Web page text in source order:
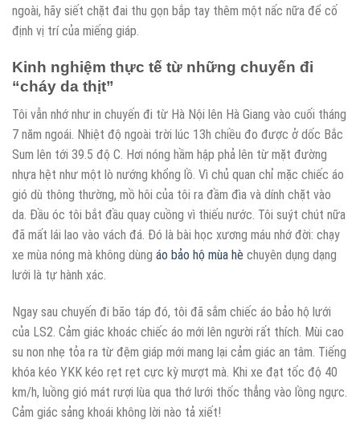
ngoài, hãy siết chặt đai thu gọn bắp tay thêm một nấc nữa để cố
định vị trí của miếng giáp.
Kinh nghiệm thực tế từ những chuyến đi
“cháy da thịt”
Tôi vẫn nhớ như in chuyến đi từ Hà Nội lên Hà Giang vào cuối tháng
7 năm ngoái. Nhiệt độ ngoài trời lúc 13h chiều đo được ở dốc Bắc
Sum lên tới 39.5 độ C. Hơi nóng hầm hập phả lên từ mặt đường
nhựa hệt như một lò nướng khổng lồ. Vì chủ quan chỉ mặc chiếc áo
gió dù thông thường, mồ hôi của tôi ra đầm đìa và dính chặt vào
da. Đầu óc tôi bắt đầu quay cuồng vì thiếu nước. Tôi suýt chút nữa
đã mất lái lao vào vách đá. Đó là bài học xương máu nhớ đời: chạy
xe mùa nóng mà không dùng áo bảo hộ mùa hè chuyên dụng dạng
lưới là tự hành xác.
Ngay sau chuyến đi bão táp đó, tôi đã sắm chiếc áo bảo hộ lưới
của LS2. Cảm giác khoác chiếc áo mới lên người rất thích. Mùi cao
su non nhẹ tỏa ra từ đệm giáp mới mang lại cảm giác an tâm. Tiếng
khóa kéo YKK kéo rẹt rẹt cực kỳ mượt mà. Khi xe đạt tốc độ 40
km/h, luồng gió mát rượi lùa qua thớ lưới thốc thẳng vào lồng ngực.
Cảm giác sảng khoái không lời nào tả xiết!